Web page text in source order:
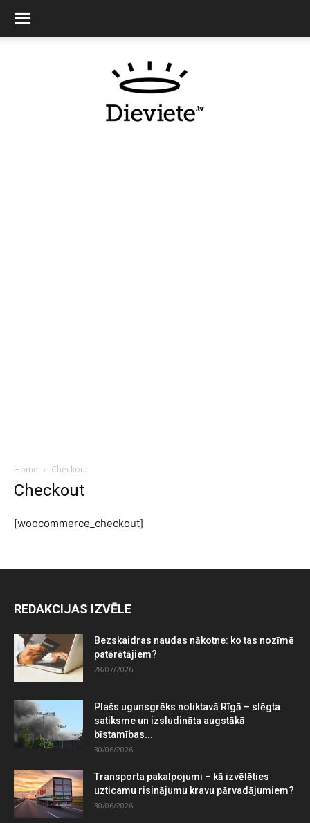
Home Checkout
Checkout
[woocommerce_checkout]
REDAKCIJAS IZVĒLE
Bezskaidras naudas nākotne: ko tas nozīmē
patērētājiem?
28/07/2026
Plašs ugunsgrēks noliktavā Rīgā – slēgta
satiksme un izsludināta augstākā
bīstamības...
30/06/2026
Transporta pakalpojumi – kā izvēlēties
uzticamu risinājumu kravu pārvadājumiem?
30/06/2026